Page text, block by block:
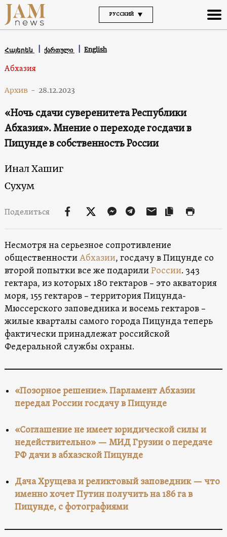
РУССКИЙ
Հայերեն ქართული English
Абхазия
Архив - 28.12.2023
«Ночь сдачи суверенитета Республики
Абхазия». Мнение о переходе госдачи в
Пицунде в собственность России
Инал Хашиг
Сухум
Поделиться
Несмотря на серьезное сопротивление
общественностиАбхазии, госдачу в Пицунде со
второй попытки все же подарилиРоссии. 343
гектара, из которых 180 гектаров – это акватория
моря, 155 гектаров – территория Пицунда-
Мюссерского заповедника и восемь гектаров –
жилые кварталы самого города Пицунда теперь
фактически принадлежат российской
Федеральной службы охраны.
«Позорное решение». Парламент Абхазии
передал России госдачу в Пицунде
«Соглашение не имеет юридической силы и
недействительно» — МИД Грузии о передаче
РФ дачи в абхазской Пицунде
Дача Хрущева и реликтовый заповедник — что
именно хочет Путин получить на 186 га в
Пицунде, с фотографиями